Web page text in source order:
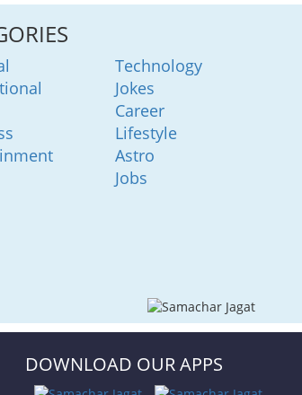
Technology
Jokes
Career
Lifestyle
Astro
Jobs
DOWNLOAD OUR APPS